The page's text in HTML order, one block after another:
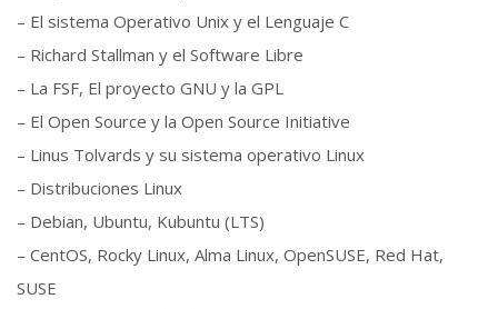
– El sistema Operativo Unix y el Lenguaje C
– Richard Stallman y el Software Libre
– La FSF, El proyecto GNU y la GPL
– El Open Source y la Open Source Initiative
– Linus Tolvards y su sistema operativo Linux
– Distribuciones Linux
– Debian, Ubuntu, Kubuntu (LTS)
– CentOS, Rocky Linux, Alma Linux, OpenSUSE, Red Hat,
SUSE